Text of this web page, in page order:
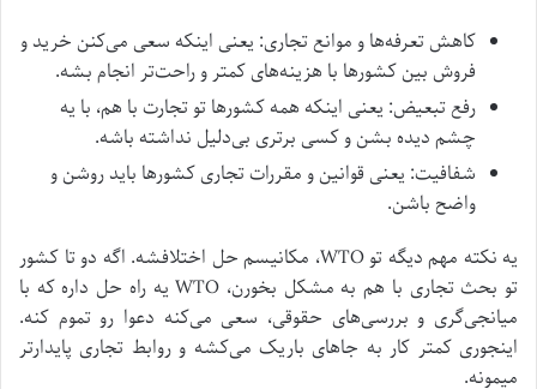
کاهش تعرفه‌ها و موانع تجاری: یعنی اینکه سعی می‌کنن خرید و
فروش بین کشورها با هزینه‌های کمتر و راحت‌تر انجام بشه.
رفع تبعیض: یعنی اینکه همه کشورها تو تجارت با هم، با یه
چشم دیده بشن و کسی برتری بی‌دلیل نداشته باشه.
شفافیت: یعنی قوانین و مقررات تجاری کشورها باید روشن و
واضح باشن.
یه نکته مهم دیگه تو WTO، مکانیسم حل اختلافشه. اگه دو تا کشور
تو بحث تجاری با هم به مشکل بخورن، WTO یه راه حل داره که با
میانجی‌گری و بررسی‌های حقوقی، سعی می‌کنه دعوا رو تموم کنه.
اینجوری کمتر کار به جاهای باریک می‌کشه و روابط تجاری پایدارتر
میمونه.